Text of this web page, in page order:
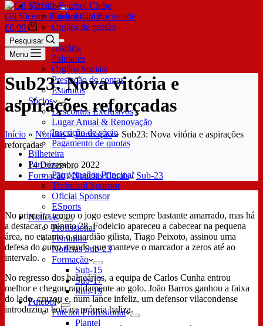
SDUQ
Contrato de Sociedade
Órgãos de gestão
Clube
História
Palmarés
Órgãos Sociais
Prestação de contas
Estatutos
Sócios
Descontos Exclusivos
Lugar Anual & Renovação
Inscrição de sócio
Pagamento de quotas
Bilheteira
Parceiros
Patrocinador Principal
Technical Sponsor
Oficial Sponsor
ESports
Notícias
Profissional
Feminino
Notícias Sub-23
Formação
Sub-15
Sub-17
Sub-19
Futebol
Futebol Profissional
Plantel
Gil Vicente Futebol Clube
€0,00
Pesquisar
Menu
Sub23: Nova vitória e
aspirações reforçadas
Início » Notícias»Formação» Sub23: Nova vitória e aspirações
reforçadas
14 Dezembro 2022
Formação/Notícias Gerais/ Sub-23
No primeiro tempo o jogo esteve sempre bastante amarrado, mas há
a destacar o minuto 28. Fodelcio apareceu a cabecear na pequena
área, no entanto o guardião gilista, Tiago Peixoto, assinou uma
defesa do outro mundo que manteve o marcador a zeros até ao
intervalo.
No regresso dos balneários, a equipa de Carlos Cunha entrou
melhor e chegou rapidamente ao golo. João Barros ganhou a faixa
do lado, cruzou e, num lance infeliz, um defensor vilacondense
introduziu a bola na própria baliza.